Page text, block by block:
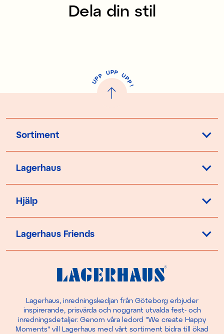
Dela din stil
U
P
P UPP UP
P
!
Sortiment
Lagerhaus
Hjälp
Lagerhaus Friends
Lagerhaus, inredningskedjan från Göteborg erbjuder
inspirerande, prisvärda och noggrant utvalda fest- och
inredningsdetaljer. Genom våra ledord "We create Happy
Moments" vill Lagerhaus med vårt sortiment bidra till ökad